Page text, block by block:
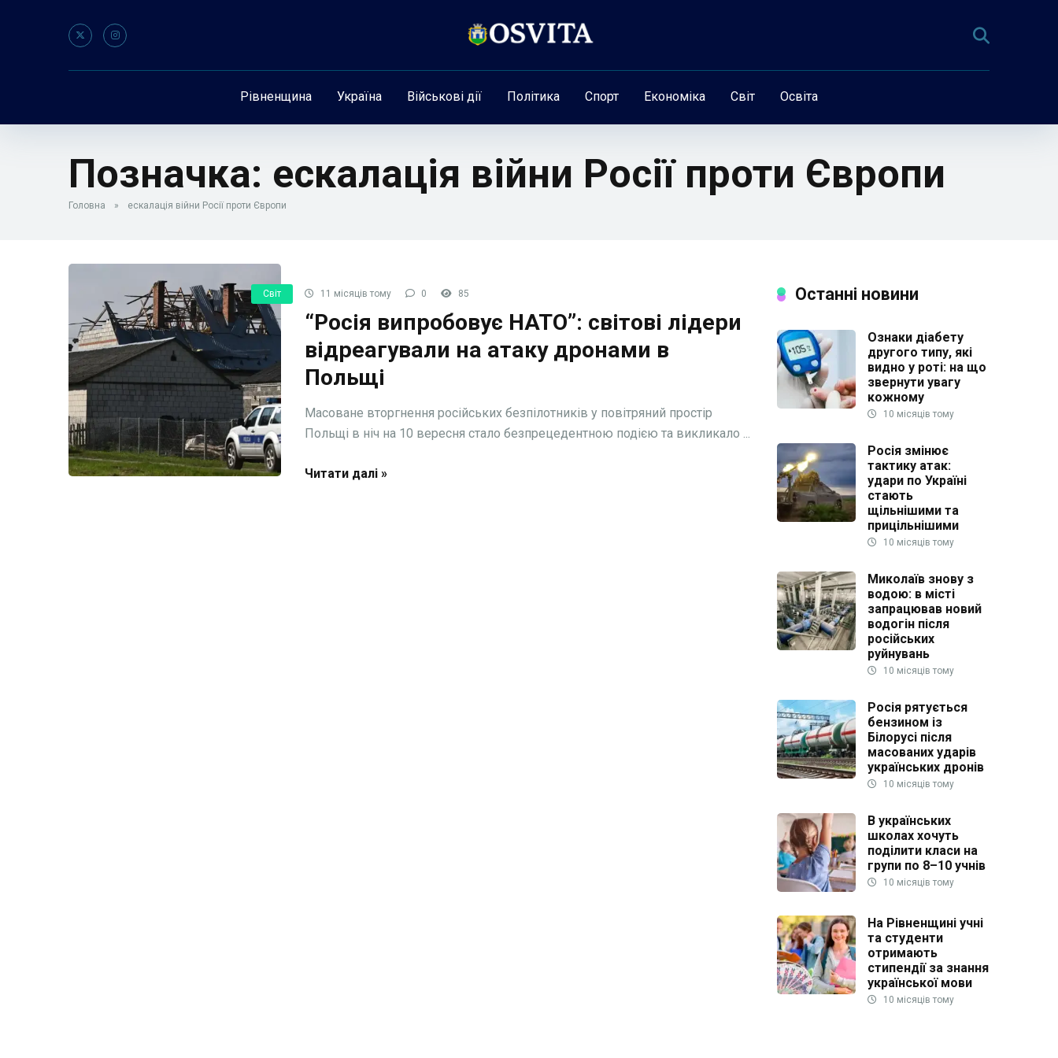
Рівненщина Україна Військові дії Політика Спорт Економіка Світ Освіта
Позначка: ескалація війни Росії проти Європи
Головна » ескалація війни Росії проти Європи
Світ 11 місяців тому 0 85
“Росія випробовує НАТО”: світові лідери
відреагували на атаку дронами в
Польщі
Масоване вторгнення російських безпілотників у повітряний простір
Польщі в ніч на 10 вересня стало безпрецедентною подією та викликало ...
Читати далі »
Останні новини
Ознаки діабету
другого типу, які
видно у роті: на що
звернути увагу
кожному
10 місяців тому
Росія змінює
тактику атак:
удари по Україні
стають
щільнішими та
прицільнішими
10 місяців тому
Миколаїв знову з
водою: в місті
запрацював новий
водогін після
російських
руйнувань
10 місяців тому
Росія рятується
бензином із
Білорусі після
масованих ударів
українських дронів
10 місяців тому
В українських
школах хочуть
поділити класи на
групи по 8–10 учнів
10 місяців тому
На Рівненщині учні
та студенти
отримають
стипендії за знання
української мови
10 місяців тому